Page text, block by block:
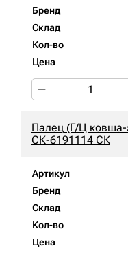
Бренд
Склад
Кол-во
Цена
Палец (Г/Ц ковша-
СК-6191114 СК
Артикул
Бренд
Склад
Кол-во
Цена